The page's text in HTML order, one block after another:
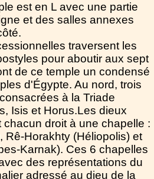
est en L avec une partie
et des salles annexes
traversent les
pour aboutir aux sept
de ce temple un condensé
d'Égypte. Au nord, trois
à la Triade
Isis et Horus.Les dieux
chacun droit à une chapelle :
Rê-Horakhty (Héliopolis) et
Karnak). Ces 6 chapelles
des représentations du
adressé au dieu de la